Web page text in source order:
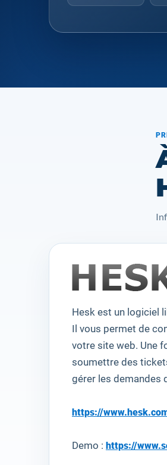
Hesk est un logiciel
Il vous permet de
votre site web. Une
soumettre des
gérer les demandes
https://
Demo : https://